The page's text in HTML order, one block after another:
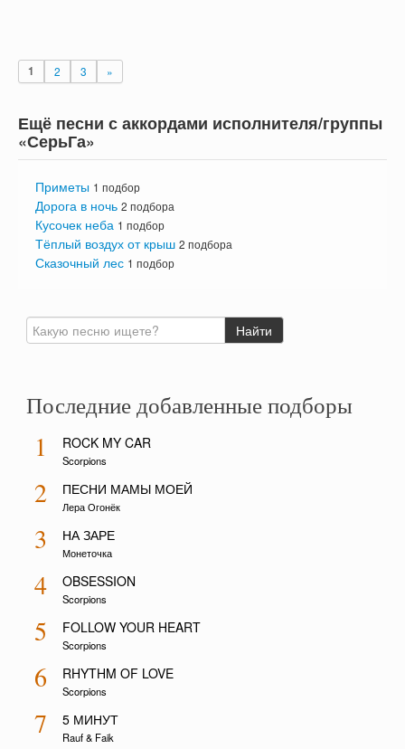
1 2 3 »
Ещё песни с аккордами исполнителя/группы
«СерьГа»
Приметы 1 подбор
Дорога в ночь 2 подбора
Кусочек неба 1 подбор
Тёплый воздух от крыш 2 подбора
Сказочный лес 1 подбор
Последние добавленные подборы
1 ROCK MY CAR
Scorpions
2 ПЕСНИ МАМЫ МОЕЙ
Лера Огонёк
3 НА ЗАРЕ
Монеточка
4 OBSESSION
Scorpions
5 FOLLOW YOUR HEART
Scorpions
6 RHYTHM OF LOVE
Scorpions
7 5 МИНУТ
Rauf & Faik